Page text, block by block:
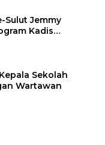
Sulut Jemmy
Kadis
Sekolah
Wartawan